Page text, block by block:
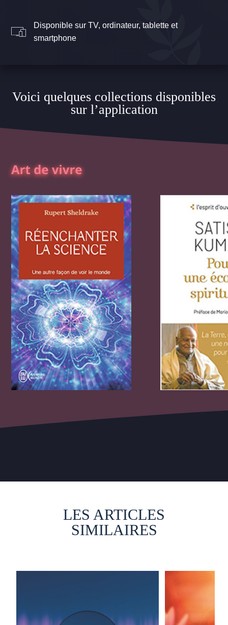
Disponible sur TV, ordinateur, tablette et
smartphone
Voici quelques collections disponibles
sur l’application
LES ARTICLES
SIMILAIRES